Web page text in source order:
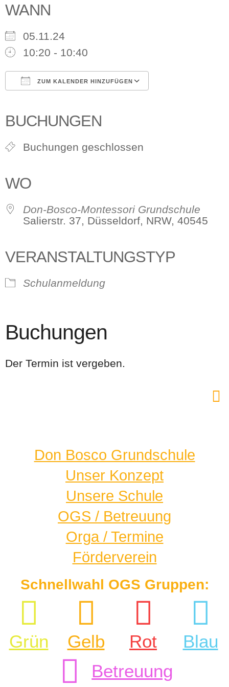
WANN
05.11.24
10:20 - 10:40
ZUM KALENDER HINZUFÜGEN
BUCHUNGEN
Buchungen geschlossen
WO
Don-Bosco-Montessori Grundschule
Salierstr. 37, Düsseldorf, NRW, 40545
VERANSTALTUNGSTYP
Schulanmeldung
Buchungen
Der Termin ist vergeben.
Don Bosco Grundschule
Unser Konzept
Unsere Schule
OGS / Betreuung
Orga / Termine
Förderverein
Schnellwahl OGS Gruppen:
Grün Gelb Rot
Blau
Betreuung